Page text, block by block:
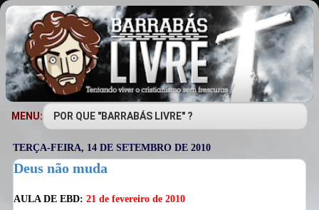
MENU:
TERÇA-FEIRA, 14 DE SETEMBRO DE 2010
Deus não muda
AULA DE EBD: 21 de fevereiro de 2010